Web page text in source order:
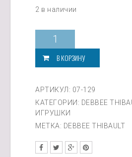
2 в наличии
Количество
товара
Yankee
a
В КОРЗИНУ
АРТИКУЛ: 07-129
КАТЕГОРИИ: DEBBEE
ИГРУШКИ
МЕТКА: DEBBEE THIBAULT